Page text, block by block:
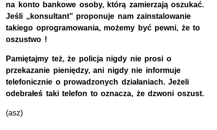
na konto bankowe osoby, którą zamierzają oszukać.
Jeśli „konsultant” proponuje nam zainstalowanie
takiego oprogramowania, możemy być pewni, że to
oszustwo !
Pamiętajmy też, że policja nigdy nie prosi o
przekazanie pieniędzy, ani nigdy nie informuje
telefonicznie o prowadzonych działaniach. Jeżeli
odebrałeś taki telefon to oznacza, że dzwoni oszust.
(asz)